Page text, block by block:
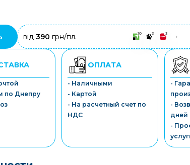
від 390 грн/пл. 10 3 3 +
3-10 платежів,
Монобанк
3-7 платежів,
ПУМБ
3-10 платежів,
3-10 платежів,
3-10 платежів,
Sens-Банк
3-10 платежів,
по Днепру
ОПЛАТА
- Наличными
- Картой
- На расчетный счет по
НДС
-
-
дней
-